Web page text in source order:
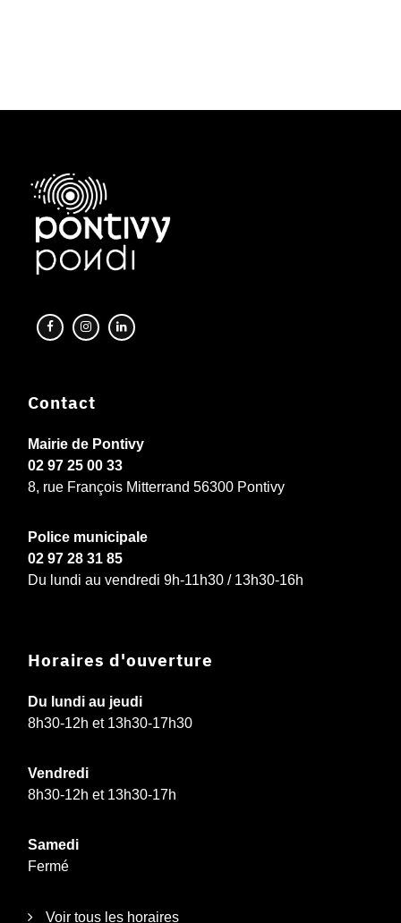
Contact
Mairie de Pontivy
02 97 25 00 33
8, rue François Mitterrand 56300 Pontivy
Police municipale
02 97 28 31 85
Du lundi au vendredi 9h-11h30 / 13h30-16h
Horaires d'ouverture
Du lundi au jeudi
8h30-12h et 13h30-17h30
Vendredi
8h30-12h et 13h30-17h
Samedi
Fermé
Voir tous les horaires